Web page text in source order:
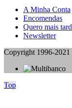
A Minha Conta
Encomendas
Quero mais
Newsletter
Copyright 1996-2021
Top